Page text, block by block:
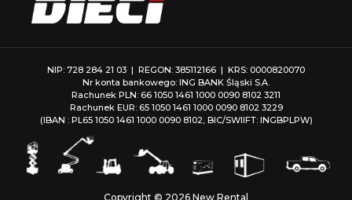
Copyright © 2026 New Rental
NIP: 728 284 21 03 | REGON: 385112166 | KRS: 0000820070
Nr konta bankowego: ING BANK Śląski S.A.
Rachunek PLN: 66 1050 1461 1000 0090 8102 3211
Rachunek EUR: 65 1050 1461 1000 0090 8102 3229
(IBAN : PL65 1050 1461 1000 0090 8102, BIC/SWIIFT: INGBPLPW)